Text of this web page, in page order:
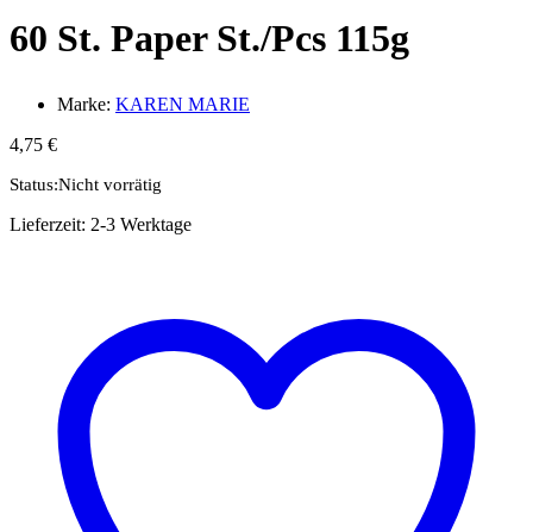
60 St. Paper St./Pcs 115g
Marke: KAREN MARIE
4,75 €
Status:Nicht vorrätig
Lieferzeit: 2-3 Werktage